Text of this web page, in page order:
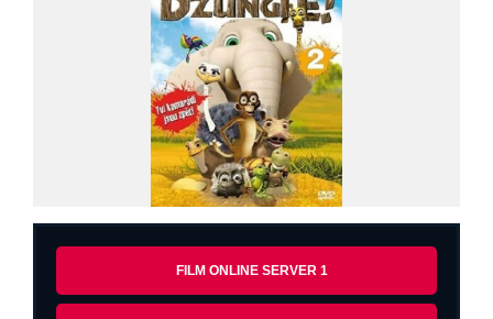
FILM ONLINE SERVER 1